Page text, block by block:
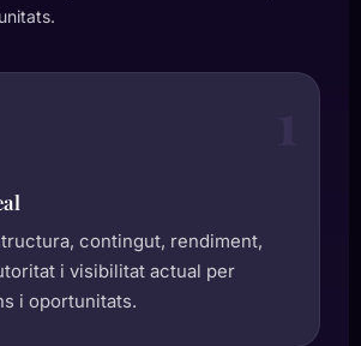
contingut, rendiment,
i visibilitat actual per
i oportunitats.